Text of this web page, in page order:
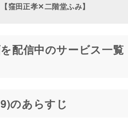
窪田正孝✕二階堂ふみ】
配信中のサービス一覧
のあらすじ